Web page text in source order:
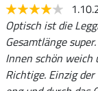
Optisch ist die
Gesamtlänge
Innen schön weich
Richtige. Einzig